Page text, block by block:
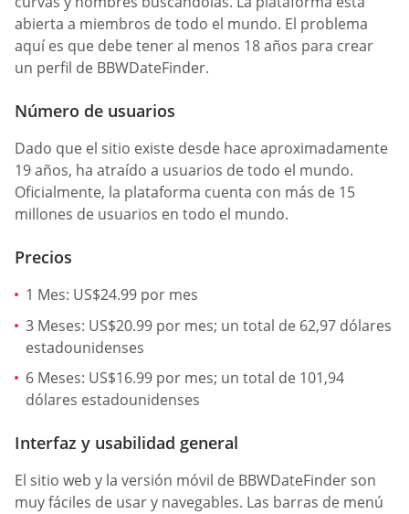
abierta a miembros de todo el mundo. El problema
aquí es que debe tener al menos 18 años para crear
un perfil de BBWDateFinder.
Número de usuarios
Dado que el sitio existe desde hace aproximadamente
19 años, ha atraído a usuarios de todo el mundo.
Oficialmente, la plataforma cuenta con más de 15
millones de usuarios en todo el mundo.
Precios
1 Mes: US$24.99 por mes
3 Meses: US$20.99 por mes; un total de 62,97 dólares
estadounidenses
6 Meses: US$16.99 por mes; un total de 101,94
dólares estadounidenses
Interfaz y usabilidad general
El sitio web y la versión móvil de BBWDateFinder son
muy fáciles de usar y navegables. Las barras de menú